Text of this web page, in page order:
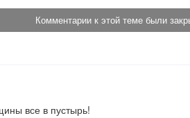
Комментарии к этой теме были
все в пустырь!